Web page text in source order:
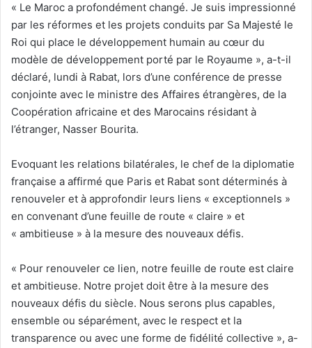
« Le Maroc a profondément changé. Je suis impressionné
par les réformes et les projets conduits par Sa Majesté le
Roi qui place le développement humain au cœur du
modèle de développement porté par le Royaume », a-t-il
déclaré, lundi à Rabat, lors d’une conférence de presse
conjointe avec le ministre des Affaires étrangères, de la
Coopération africaine et des Marocains résidant à
l’étranger, Nasser Bourita.
Evoquant les relations bilatérales, le chef de la diplomatie
française a affirmé que Paris et Rabat sont déterminés à
renouveler et à approfondir leurs liens « exceptionnels »
en convenant d’une feuille de route « claire » et
« ambitieuse » à la mesure des nouveaux défis.
« Pour renouveler ce lien, notre feuille de route est claire
et ambitieuse. Notre projet doit être à la mesure des
nouveaux défis du siècle. Nous serons plus capables,
ensemble ou séparément, avec le respect et la
transparence ou avec une forme de fidélité collective », a-